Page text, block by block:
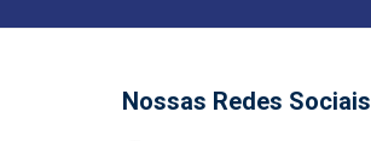
Nossas Redes Sociais